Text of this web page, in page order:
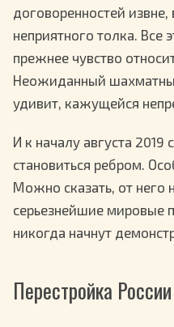
договоренностей извне,
неприятного толка. Все
прежнее чувство
Неожиданный
удивит, кажущейся
И к началу августа 2019
становиться ребром.
Можно сказать, от него
серьезнейшие мировые
никогда начнут
Перестройка России